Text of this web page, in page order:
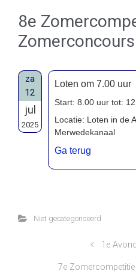
8e
Zomerconcours
za
12
jul
2025
Loten om 7.00 uur
Start: 8.00 uur tot:
Locatie: Loten in de
Merwedekanaal
Ga terug
Niet gecategoriseerd
1e
7e